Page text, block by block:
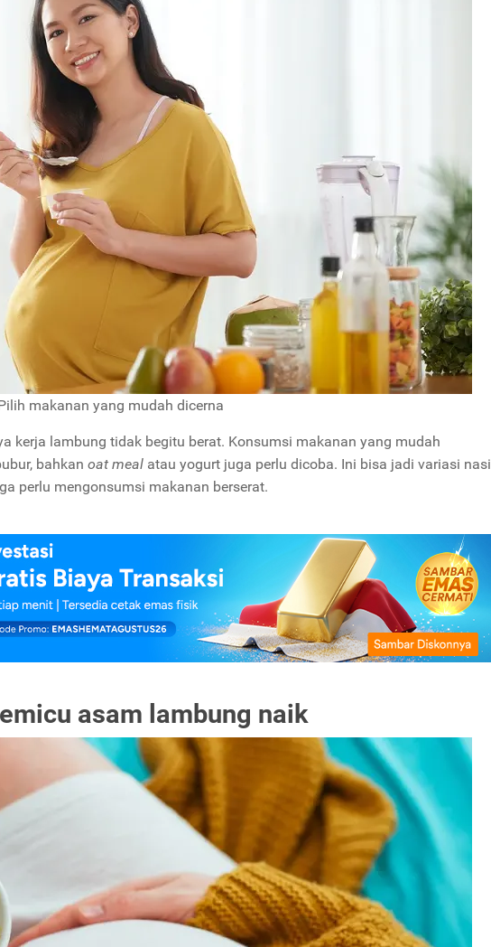
makanan yang mudah dicerna
kerja lambung tidak begitu berat. Konsumsi makanan yang mudah
bahkan oat meal atau yogurt juga perlu dicoba. Ini bisa jadi variasi nasi
perlu mengonsumsi makanan berserat.
asam lambung naik